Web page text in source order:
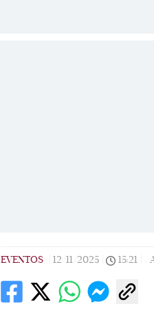
EVENTOS 12/11/2025 15:21